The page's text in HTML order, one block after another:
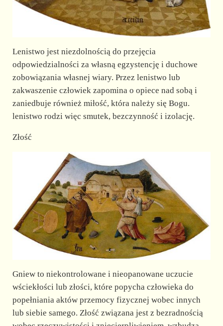
Lenistwo jest niezdolnością do przejęcia
odpowiedzialności za własną egzystencję i duchowe
zobowiązania własnej wiary. Przez lenistwo lub
zakwaszenie człowiek zapomina o opiece nad sobą i
zaniedbuje również miłość, która należy się Bogu.
lenistwo rodzi więc smutek, bezczynność i izolację.
Złość
Gniew to niekontrolowane i nieopanowane uczucie
wściekłości lub złości, które popycha człowieka do
popełniania aktów przemocy fizycznej wobec innych
lub siebie samego. Złość związana jest z bezradnością